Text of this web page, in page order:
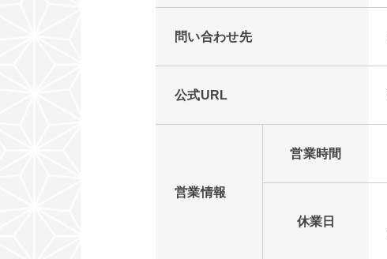
問い合わせ先
公式URL
営業情報
営業時間
休業日